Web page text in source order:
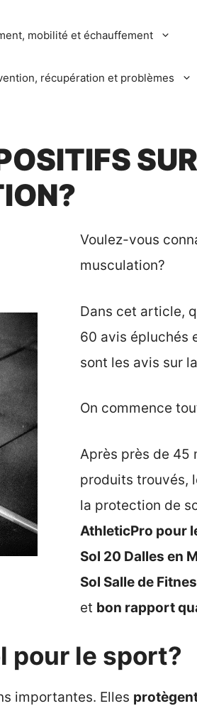
mobilité et échauffement
récupération et problèmes
Voulez-vous
musculation?
Dans cet article,
60 avis épluchés
sont les avis sur
On commence
Après près de 45
produits trouvés,
la protection de
AthleticPro pour
Sol 20 Dalles en
Sol Salle de
et bon rapport
pour le sport?
importantes. Elles